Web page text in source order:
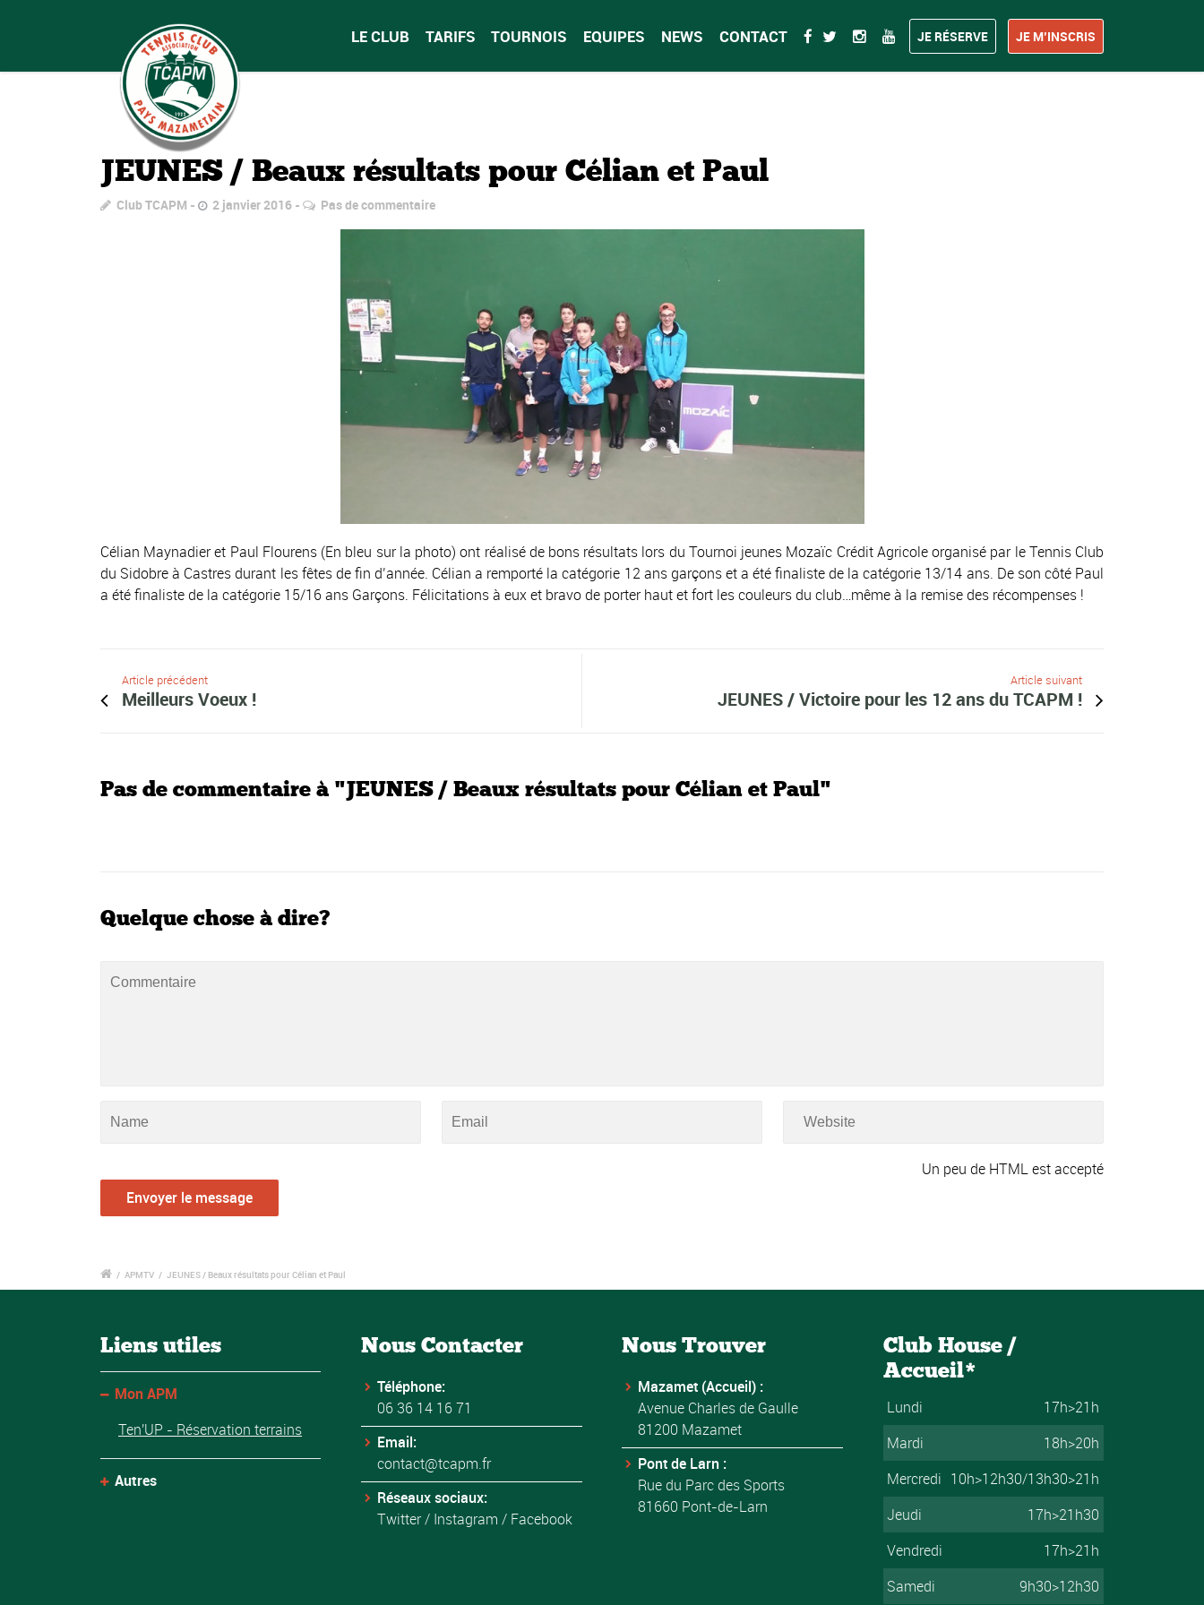
LE CLUB TARIFS TOURNOIS EQUIPES NEWS CONTACT JE RÉSERVE JE M’INSCRIS
JEUNES / Beaux résultats pour Célian et Paul
Club TCAPM 2 janvier 2016 Pas de commentaire
Célian Maynadier et Paul Flourens (En bleu sur la photo) ont réalisé de bons résultats lors du Tournoi jeunes Mozaïc Crédit Agricole organisé par le Tennis Club
du Sidobre à Castres durant les fêtes de fin d’année. Célian a remporté la catégorie 12 ans garçons et a été finaliste de la catégorie 13/14 ans. De son côté Paul
a été finaliste de la catégorie 15/16 ans Garçons. Félicitations à eux et bravo de porter haut et fort les couleurs du club…même à la remise des récompenses !
Article précédent
Meilleurs Voeux !
Article suivant
JEUNES / Victoire pour les 12 ans du TCAPM !
Pas de commentaire à "JEUNES / Beaux résultats pour Célian et Paul"
Quelque chose à dire?
Un peu de HTML est accepté
/ APMTV / JEUNES / Beaux résultats pour Célian et Paul
Liens utiles
Mon APM
Ten'UP - Réservation terrains
Autres
Nous Contacter
Téléphone:
06 36 14 16 71
Email:
contact@tcapm.fr
Réseaux sociaux:
Twitter/ Instagram / Facebook
Nous Trouver
Mazamet (Accueil) :
Avenue Charles de Gaulle
81200 Mazamet
Pont de Larn :
Rue du Parc des Sports
81660 Pont-de-Larn
Club House /
Accueil*
Lundi
17h>21h
Mardi
18h>20h
Mercredi 10h>12h30/13h30>21h
Jeudi
17h>21h30
Vendredi
17h>21h
Samedi
9h30>12h30